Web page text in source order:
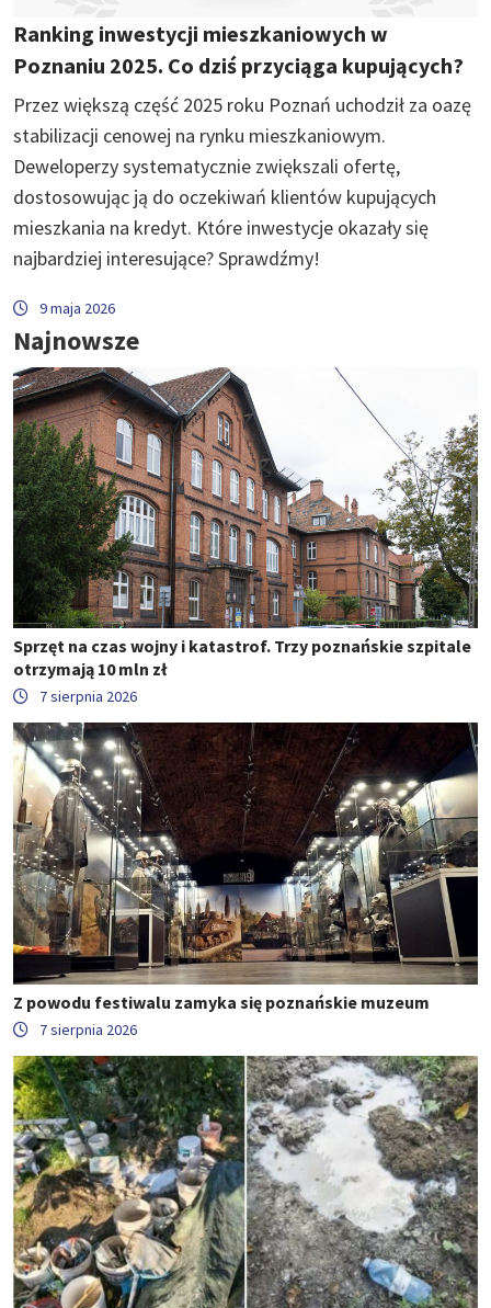
Ranking inwestycji mieszkaniowych w
Poznaniu 2025. Co dziś przyciąga kupujących?
Przez większą część 2025 roku Poznań uchodził za oazę
stabilizacji cenowej na rynku mieszkaniowym.
Deweloperzy systematycznie zwiększali ofertę,
dostosowując ją do oczekiwań klientów kupujących
mieszkania na kredyt. Które inwestycje okazały się
najbardziej interesujące? Sprawdźmy!
9 maja 2026
Najnowsze
Sprzęt na czas wojny i katastrof. Trzy poznańskie szpitale
otrzymają 10 mln zł
7 sierpnia 2026
Z powodu festiwalu zamyka się poznańskie muzeum
7 sierpnia 2026